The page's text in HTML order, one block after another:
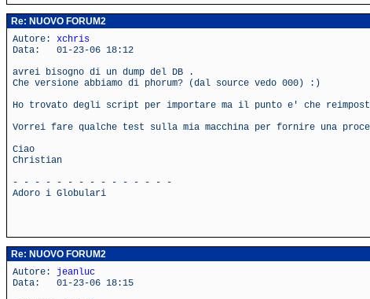
Re: NUOVO FORUM2
Autore: xchris
Data: 01-23-06 18:12
avrei bisogno di un dump del DB .
Che versione abbiamo di phorum? (dal source vedo 000) :)
Ho trovato degli script per importare ma il punto e' che
Vorrei fare qualche test sulla mia macchina per fornire una
Ciao
Christian
- - - - - - - - - - - - - - -
Adoro i Globulari
Re: NUOVO FORUM2
Autore: jeanluc
Data: 01-23-06 18:15